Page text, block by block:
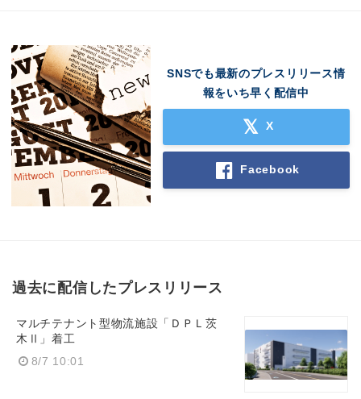
SNSでも最新のプレスリリース情
報をいち早く配信中
X
Facebook
過去に配信したプレスリリース
マルチテナント型物流施設「ＤＰＬ茨
木Ⅱ」着工
8/7 10:01
Japanese